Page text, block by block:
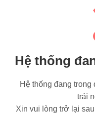
Hệ thống
Hệ thống đang trong
trải
Xin vui lòng trở lại